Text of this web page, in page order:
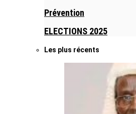
Prévention
ELECTIONS 2025
Les plus récents